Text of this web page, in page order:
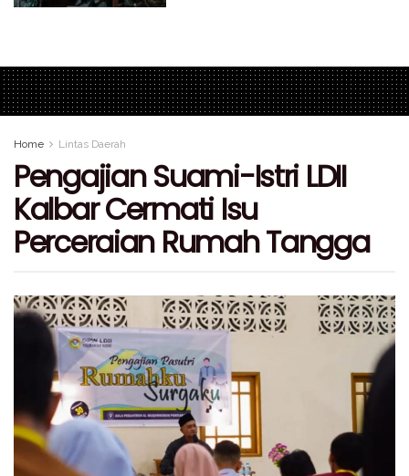
Home Lintas Daerah
Pengajian Suami-Istri LDII
Kalbar Cermati Isu
Perceraian Rumah Tangga